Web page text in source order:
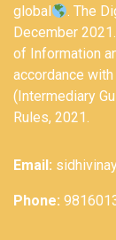
global
. The
December
of Information
accordance
(Intermediary
Rules, 2021.
Email:
Phone: